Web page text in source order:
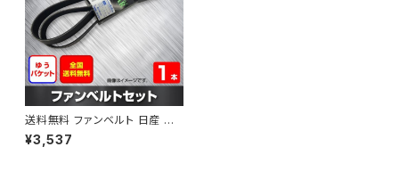
送料無料 ファンベルト 日産 ティ
ーダ 型式JC11 H17.01～H22.
08 （国内トップメーカー） 1本 H
¥3,537